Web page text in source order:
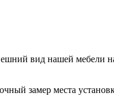
вид нашей мебели
замер места